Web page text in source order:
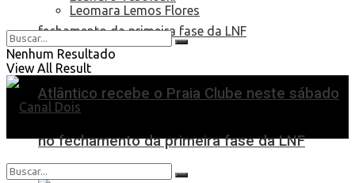
Atlântico recebe o Praia Clube neste sábado
no fechamento da primeira fase da LNF
Leomara Lemos Flores
Nenhum Resultado
View All Result